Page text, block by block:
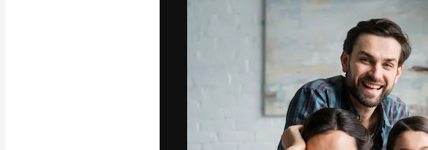
La plataforma creativa para dirigir tu mejor
trabajo. Más de un millón de suscriptores
entre creativos, empresas, agencias y
estudios.
Español